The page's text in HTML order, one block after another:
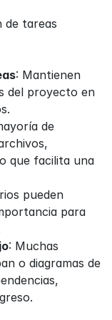
de tareas
: Mantienen
del proyecto en
de
que facilita una
pueden
para
: Muchas
o diagramas de